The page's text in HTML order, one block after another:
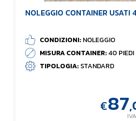
NOLEGGIO CONTAINER USATI
CONDIZIONI:NOLEGGIO
MISURA CONTAINER:40 PIEDI
TIPOLOGIA:STANDARD
€87